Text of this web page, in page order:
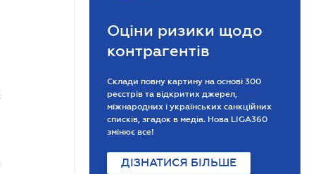
Оціни ризики щодо
контрагентів
Склади повну картину на основі 300
реєстрів та відкритих джерел,
міжнародних і українських санкційних
списків, згадок в медіа. Нова LIGA360
змінює все!
ДІЗНАТИСЯ БІЛЬШЕ